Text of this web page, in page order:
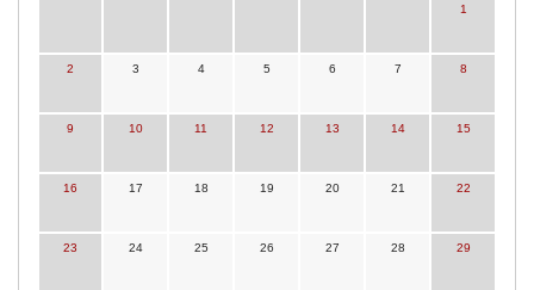
1
2 3 4 5 6 7 8
9 10 11 12 13 14 15
16 17 18 19 20 21 22
23 24 25 26 27 28 29